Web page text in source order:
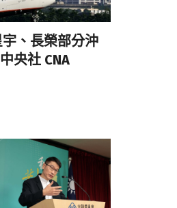
、長榮部分沖
央社 CNA